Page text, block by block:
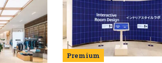
Premium